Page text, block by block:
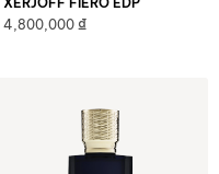
4,800,000 ₫